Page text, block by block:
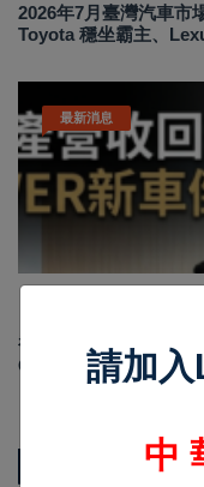
2026年7月臺灣汽車市
Toyota 穩坐霸主、
最新消息
裕隆日產6月營收成長
Qashqai上市倒數 E-
請加
中